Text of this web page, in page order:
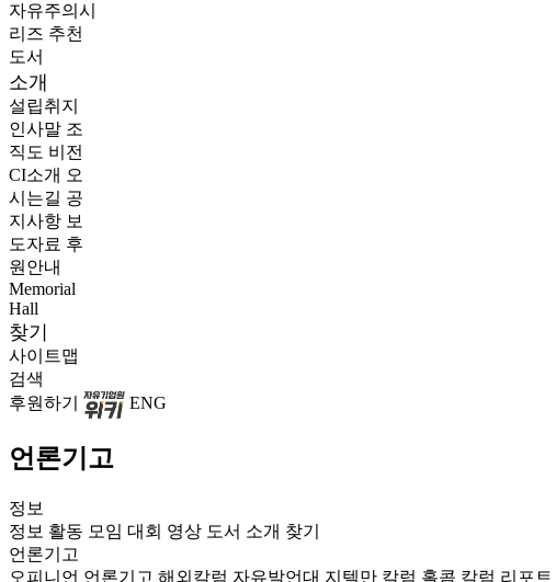
자유주의시
리즈 추천
도서
소개
설립취지
인사말 조
직도 비전
CI소개 오
시는길 공
지사항 보
도자료 후
원안내
Memorial
Hall
찾기
사이트맵
검색
후원하기
ENG
언론기고
정보
정보 활동 모임 대회 영상 도서 소개 찾기
언론기고
오피니언 언론기고 해외칼럼 자유발언대 지텔만 칼럼 홀콤 칼럼 리포트